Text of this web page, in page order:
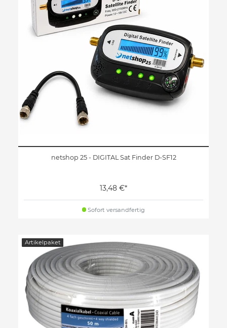
netshop 25 - DIGITAL Sat Finder D-SF12
13,48 €*
Sofort versandfertig
Artikelpaket